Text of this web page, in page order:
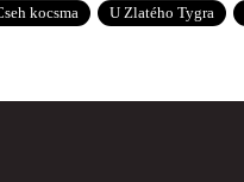
kocsma U Zlatého Tygra